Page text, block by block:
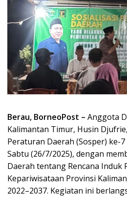
Berau, BorneoPost – Anggota
Kalimantan Timur, Husin
Peraturan Daerah (Sosper) ke-
Sabtu (26/7/2025), dengan
Daerah tentang Rencana Induk
Kepariwisataan Provinsi
2022–2037. Kegiatan ini